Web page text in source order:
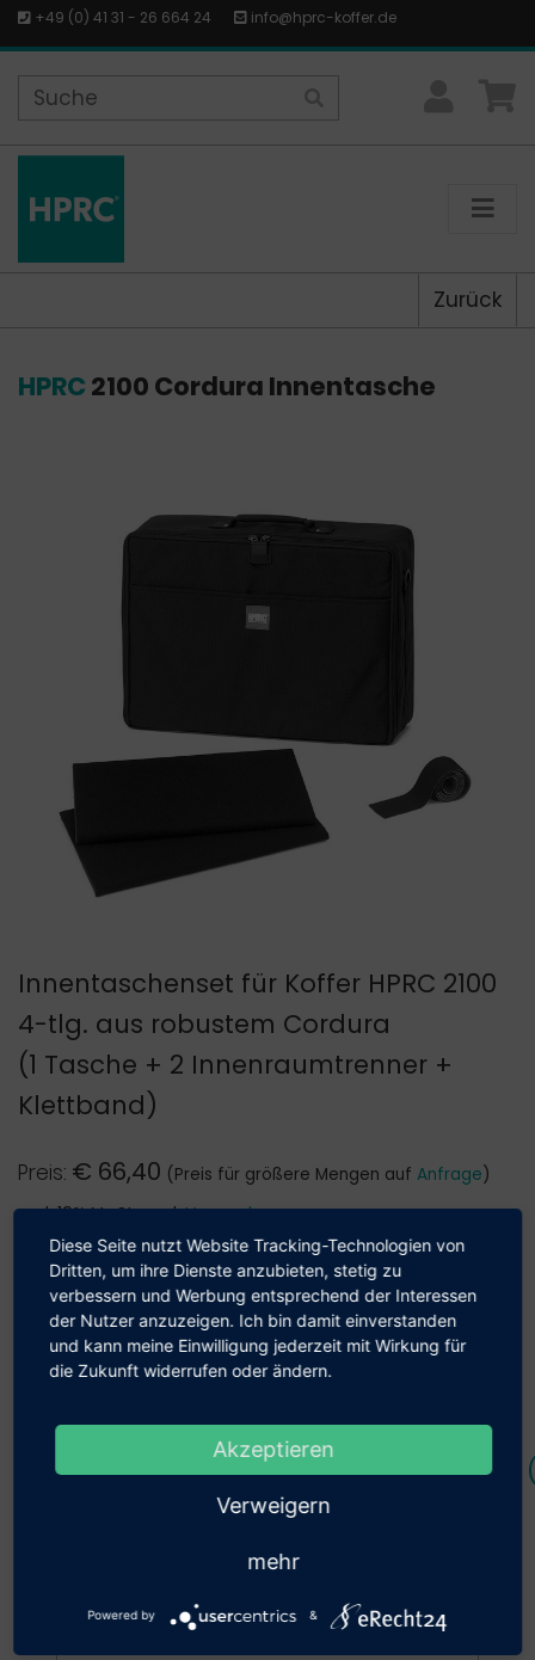
+49 (0) 41 31 - 26 664 24 info@hprc-koffer.de
Zurück
HPRC 2100 Cordura Innentasche
Innentaschenset für Koffer HPRC 2100
4-tlg. aus robustem Cordura
(1 Tasche + 2 Innenraumtrenner +
Klettband)
Preis: € 66,40 (Preis für größere Mengen auf Anfrage)
zzgl. 19% MwSt., zzgl.Versand
Verkauf nur an Geschäftskunden und Behörden möglich
Anzahl:
Beschreibung und technische Details
Unser Shop beliefert aus­schließ­lich
Geschäfts­kunden.
nehmen, Gewerbe­treiben­de(r) oder als
Behörde einkaufe.
Diese Seite nutzt Website Tracking-Technologien von
Dritten, um ihre Dienste anzubieten, stetig zu
verbessern und Werbung entsprechend der Interessen
der Nutzer anzuzeigen. Ich bin damit einverstanden
und kann meine Einwilligung jederzeit mit Wirkung für
die Zukunft widerrufen oder ändern.
Akzeptieren
Verweigern
mehr
Powered by &